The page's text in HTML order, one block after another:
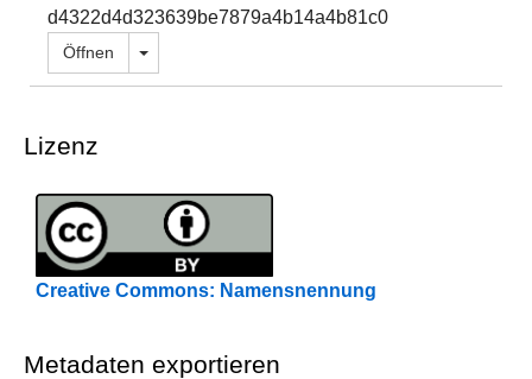
d4322d4d323639be7879a4b14a4b81c0
Öffnen Dropdown öffnen
Lizenz
Creative Commons: Namensnennung
Metadaten exportieren